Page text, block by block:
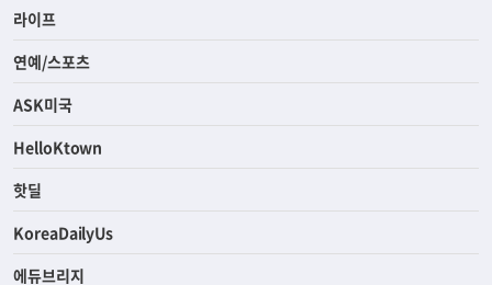
라이프
연예/스포츠
ASK미국
HelloKtown
핫딜
KoreaDailyUs
에듀브리지